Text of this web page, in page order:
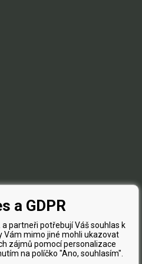
a GDPR
a partneři potřebují Váš souhlas k
Vám mimo jiné mohli ukazovat
zájmů pomocí personalizace
na políčko "Ano, souhlasím".